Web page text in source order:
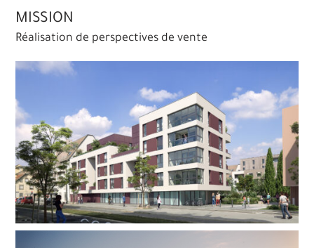
MISSION
Réalisation de perspectives de vente